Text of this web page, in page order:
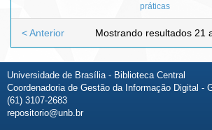
práticas
Mostrando resultados 21
< Anterior
Universidade de Brasília - Biblioteca Central
Coordenadoria de Gestão da Informação Digital -
(61) 3107-2683
repositorio@unb.br